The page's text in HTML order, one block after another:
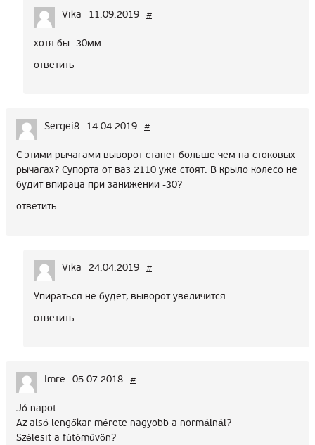
Vika 11.09.2019 #
хотя бы -30мм
ответить
Sergei8 14.04.2019 #
С этими рычагами выворот станет больше чем на стоковых
рычагах? Супорта от ваз 2110 уже стоят. В крыло колесо не
будит впираца при занижении -30?
ответить
Vika 24.04.2019 #
Упираться не будет, выворот увеличится
ответить
Imre 05.07.2018 #
Jó napot
Az alsó lengőkar mérete nagyobb a normálnál?
Szélesit a fútóművön?